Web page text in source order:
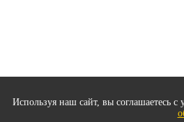
Используя наш сайт, вы соглашаетесь